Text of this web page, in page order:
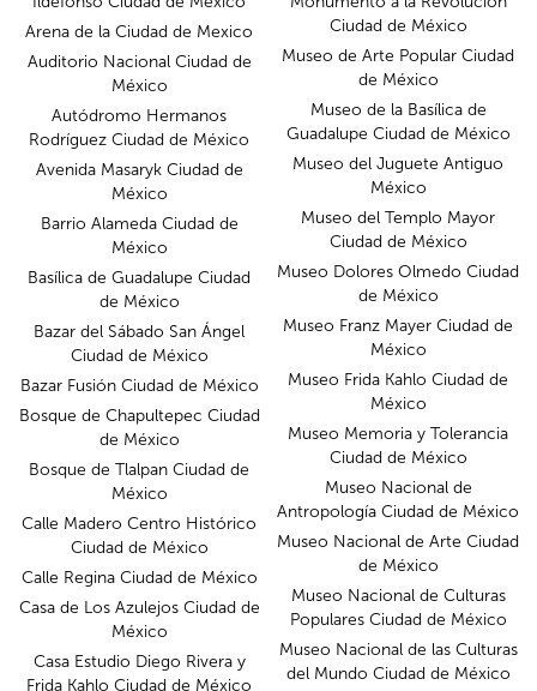
Arena de la Ciudad de Mexico
Auditorio Nacional Ciudad de
México
Autódromo Hermanos
Rodríguez Ciudad de México
Avenida Masaryk Ciudad de
México
Barrio Alameda Ciudad de
México
Basílica de Guadalupe Ciudad
de México
Bazar del Sábado San Ángel
Ciudad de México
Bazar Fusión Ciudad de México
Bosque de Chapultepec Ciudad
de México
Bosque de Tlalpan Ciudad de
México
Calle Madero Centro Histórico
Ciudad de México
Calle Regina Ciudad de México
Casa de Los Azulejos Ciudad de
México
Casa Estudio Diego Rivera y
Frida Kahlo Ciudad de México
Ciudad de México
Museo de Arte Popular Ciudad
de México
Museo de la Basílica de
Guadalupe Ciudad de México
Museo del Juguete Antiguo
México
Museo del Templo Mayor
Ciudad de México
Museo Dolores Olmedo Ciudad
de México
Museo Franz Mayer Ciudad de
México
Museo Frida Kahlo Ciudad de
México
Museo Memoria y Tolerancia
Ciudad de México
Museo Nacional de
Antropología Ciudad de México
Museo Nacional de Arte Ciudad
de México
Museo Nacional de Culturas
Populares Ciudad de México
Museo Nacional de las Culturas
del Mundo Ciudad de México